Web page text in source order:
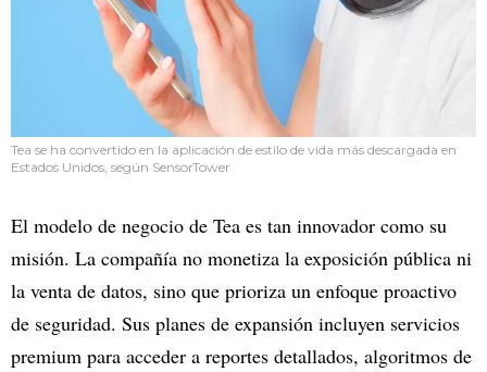
Tea se ha convertido en la aplicación de estilo de vida más descargada en
Estados Unidos, según SensorTower
El modelo de negocio de Tea es tan innovador como su
misión. La compañía no monetiza la exposición pública ni
la venta de datos, sino que prioriza un enfoque proactivo
de seguridad. Sus planes de expansión incluyen servicios
premium para acceder a reportes detallados, algoritmos de